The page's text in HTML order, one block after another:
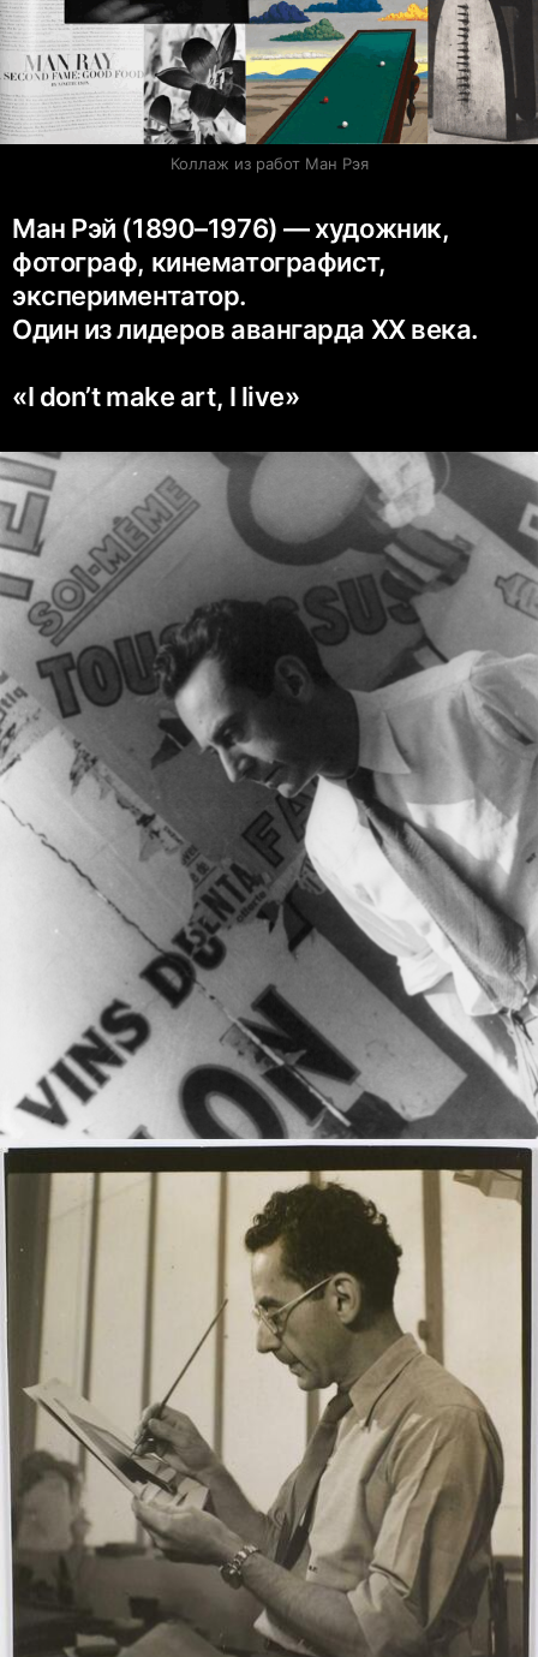
Коллаж из работ Ман Рэя
Ман Рэй (1890–1976) — художник,
фотограф, кинематографист,
экспериментатор.
Один из лидеров авангарда XX века.
«I don’t make art, I live»